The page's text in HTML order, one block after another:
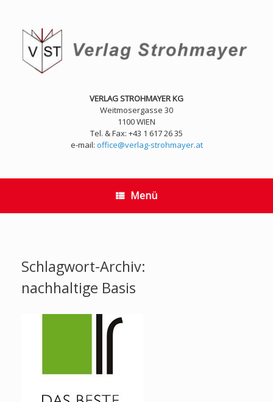
springen
VERLAG STROHMAYER KG
Weitmosergasse 30
1100 WIEN
Tel. & Fax: +43 1 617 26 35
e-mail: office@verlag-strohmayer.at
Menü
Schlagwort-Archiv:
nachhaltige Basis